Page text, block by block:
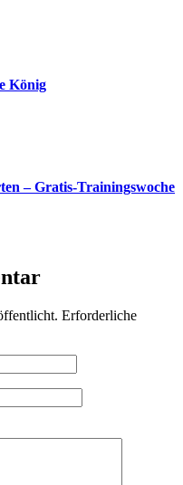
König
– Gratis-Trainingswoche
Erforderliche